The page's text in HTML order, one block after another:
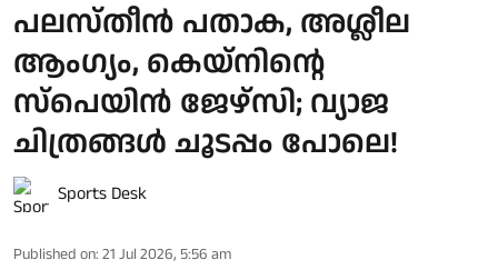
പലസ്തീൻ പതാക, അശ്ലീല
ആംഗ്യം, കെയ്‌നിന്റെ
സ്‌പെയിൻ ജേഴ്‌സി; വ്യാജ
ചിത്രങ്ങൾ ചൂടപ്പം പോലെ!
Sports Desk
Published on: 21 Jul 2026, 5:56 am